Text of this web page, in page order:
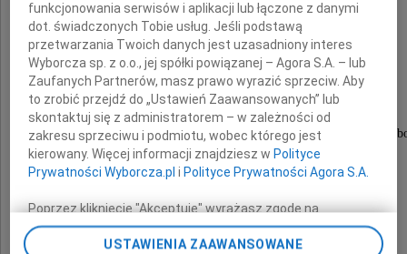
Wydziału Mechanicznego
Politechniki Wrocławskiej,
Kolegom i Przyjaciołom
za wyrazy współczucia i udział w ceremoni
dr. inż.
funkcjonowania serwisów i aplikacji lub łączone z danymi
dot. świadczonych Tobie usług. Jeśli podstawą
przetwarzania Twoich danych jest uzasadniony interes
Wyborcza sp. z o.o., jej spółki powiązanej – Agora S.A. – lub
Zaufanych Partnerów, masz prawo wyrazić sprzeciw. Aby
to zrobić przejdź do „Ustawień Zaawansowanych” lub
skontaktuj się z administratorem – w zależności od
zakresu sprzeciwu i podmiotu, wobec którego jest
kierowany. Więcej informacji znajdziesz w Polityce
Prywatności Wyborcza.pl i Polityce Prywatności Agora S.A.
Poprzez kliknięcie "Akceptuję" wyrażasz zgodę na
zainstalowanie i przechowywanie plików typu cookie
Wyborczej sp. z o. o. jej Zaufanych Partnerów i Agora S.A.
USTAWIENIA ZAAWANSOWANE